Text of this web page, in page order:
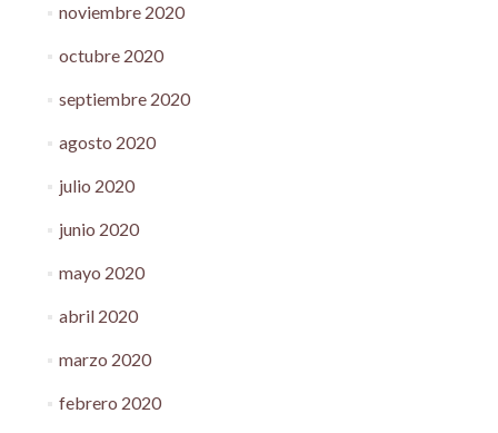
noviembre 2020
octubre 2020
septiembre 2020
agosto 2020
julio 2020
junio 2020
mayo 2020
abril 2020
marzo 2020
febrero 2020